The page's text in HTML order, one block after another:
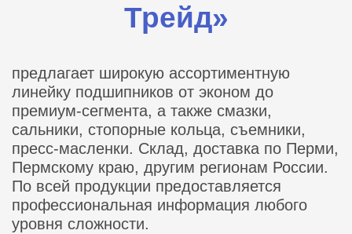
Трейд»
предлагает широкую ассортиментную
линейку подшипников от эконом до
премиум-сегмента, а также смазки,
сальники, стопорные кольца, съемники,
пресс-масленки. Склад, доставка по Перми,
Пермскому краю, другим регионам России.
По всей продукции предоставляется
профессиональная информация любого
уровня сложности.